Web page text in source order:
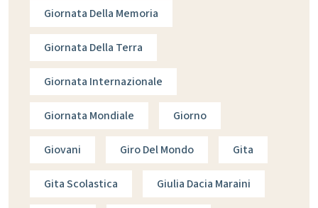
Giornata Della Memoria
Giornata Della Terra
Giornata Internazionale
Giornata Mondiale Giorno
Giovani Giro Del Mondo Gita
Gita Scolastica Giulia Dacia Maraini